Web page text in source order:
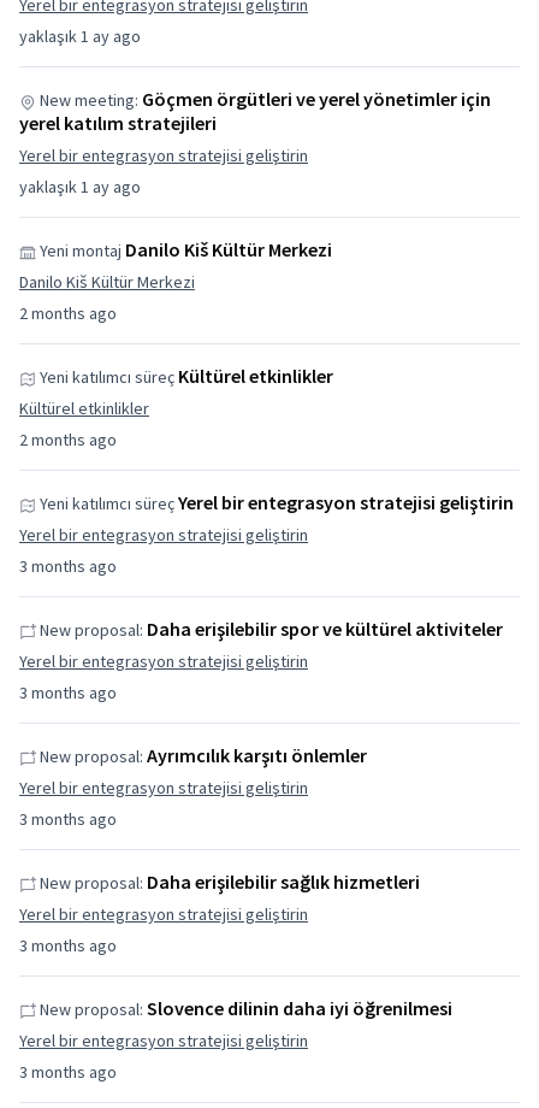
yaklaşık 1 ay ago
Yerel bir entegrasyon stratejisi geliştirin
yaklaşık 1 ay ago
New meeting: Göçmen örgütleri ve yerel yönetimler için
yerel katılım stratejileri
Yerel bir entegrasyon stratejisi geliştirin
2 months ago
Yeni montaj Danilo Kiš Kültür Merkezi
Danilo Kiš Kültür Merkezi
2 months ago
Yeni katılımcı süreç Kültürel etkinlikler
Kültürel etkinlikler
3 months ago
Yeni katılımcı süreçYerel bir entegrasyon stratejisi geliştirin
Yerel bir entegrasyon stratejisi geliştirin
3 months ago
New proposal: Daha erişilebilir spor ve kültürel aktiviteler
Yerel bir entegrasyon stratejisi geliştirin
3 months ago
New proposal: Ayrımcılık karşıtı önlemler
Yerel bir entegrasyon stratejisi geliştirin
3 months ago
New proposal: Daha erişilebilir sağlık hizmetleri
Yerel bir entegrasyon stratejisi geliştirin
3 months ago
New proposal: Slovence dilinin daha iyi öğrenilmesi
Yerel bir entegrasyon stratejisi geliştirin